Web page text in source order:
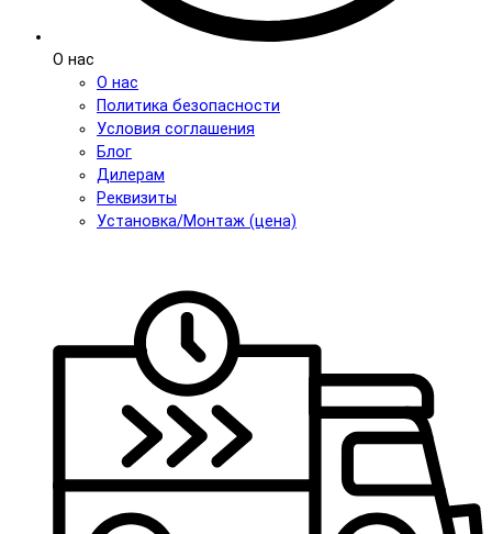
О нас
О нас
Политика безопасности
Условия соглашения
Блог
Дилерам
Реквизиты
Установка/Монтаж (цена)